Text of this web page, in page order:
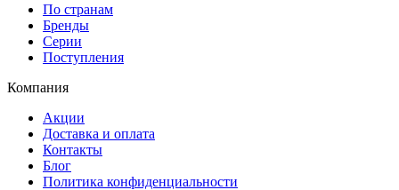
По странам
Бренды
Серии
Поступления
Компания
Акции
Доставка и оплата
Контакты
Блог
Политика конфиденциальности